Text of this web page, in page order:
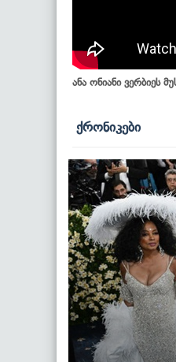
ანა ონიანი ვერბიეს
ქრონიკები